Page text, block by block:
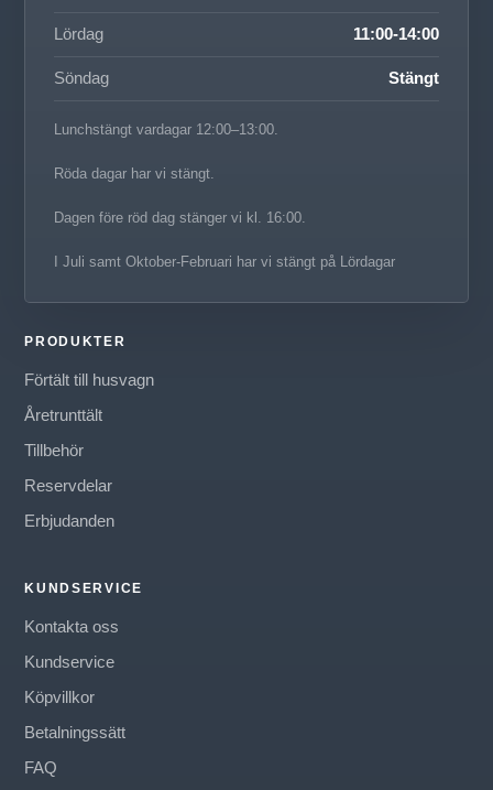
PRODUKTER
Förtält till husvagn
Åretrunttält
Tillbehör
Reservdelar
Erbjudanden
KUNDSERVICE
Kontakta oss
Kundservice
Köpvillkor
Betalningssätt
FAQ
Lördag 11:00-14:00
Söndag Stängt
Lunchstängt vardagar 12:00–13:00.
Röda dagar har vi stängt.
Dagen före röd dag stänger vi kl. 16:00.
I Juli samt Oktober-Februari har vi stängt på Lördagar